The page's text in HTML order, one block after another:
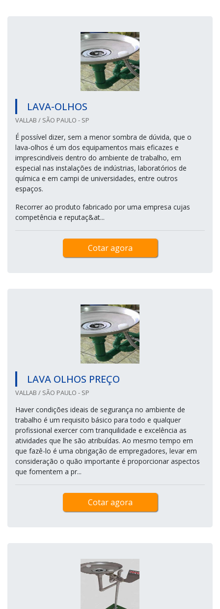
LAVA-OLHOS
VALLAB / SÃO PAULO - SP
É possível dizer, sem a menor sombra de dúvida, que o
lava-olhos é um dos equipamentos mais eficazes e
imprescindíveis dentro do ambiente de trabalho, em
especial nas instalações de indústrias, laboratórios de
química e em campi de universidades, entre outros
espaços.
Recorrer ao produto fabricado por uma empresa cujas
competência e reputaç&at...
Cotar agora
LAVA OLHOS PREÇO
VALLAB / SÃO PAULO - SP
Haver condições ideais de segurança no ambiente de
trabalho é um requisito básico para todo e qualquer
profissional exercer com tranquilidade e excelência as
atividades que lhe são atribuídas. Ao mesmo tempo em
que fazê-lo é uma obrigação de empregadores, levar em
consideração o quão importante é proporcionar aspectos
que fomentem a pr...
Cotar agora